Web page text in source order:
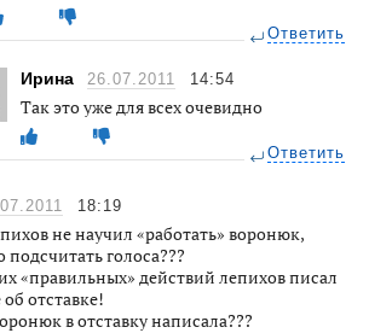
Ответить
Ирина 26.07.2011 14:54
Так это уже для всех очевидно
Ответить
18:19
не научил «работать» воронюк,
подсчитать голоса???
«правильных» действий лепихов писал
отставке!
в отставку написала???